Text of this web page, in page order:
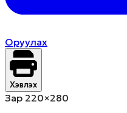
Оруулах
Хэвлэх
Зар 220×280